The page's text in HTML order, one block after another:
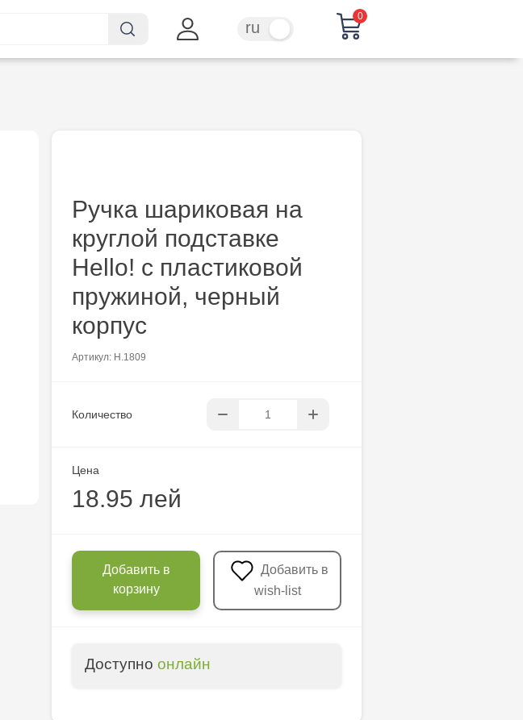
ru
0
Ручка шариковая на
круглой подставке
Hello! с пластиковой
пружиной, черный
корпус
Артикул: H.1809
Количество
Цена
18.95 лей
Добавить в
корзину
wish-list
Доступно онлайн